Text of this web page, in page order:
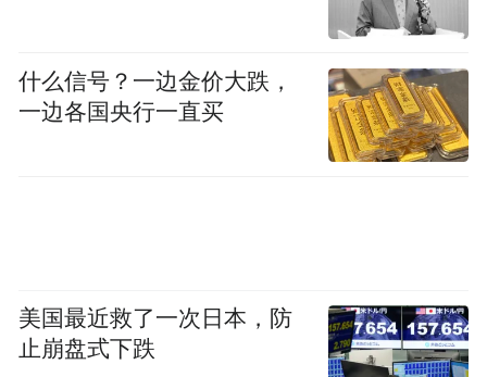
年均价跌至逾十年低点，刺激了收储行动并
原油规模创下纪录。中国去年的铁矿石、大
豆和铜精矿进口也创下纪录。
什么信号？一边金价大跌，
一边各国央行一直买
美国最近救了一次日本，防
止崩盘式下跌